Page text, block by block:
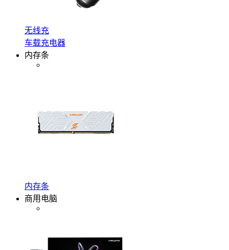
无线充
车载充电器
内存条
内存条
商用电脑